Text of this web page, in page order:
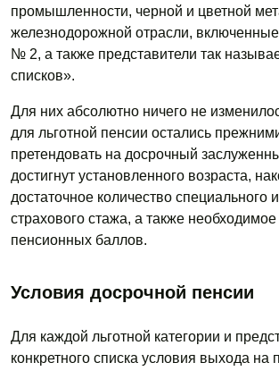
промышленности, черной и цветной
железнодорожной отрасли,
№ 2, а также представители так
списков».
Для них абсолютно ничего не
для льготной пенсии остались
претендовать на досрочный
достигнут установленного возраста,
достаточное количество специального
страхового стажа, а также необходимое
пенсионных баллов.
Условия досрочной пенсии
Для каждой льготной категории и
конкретного списка условия выхода на